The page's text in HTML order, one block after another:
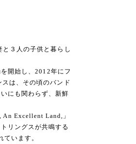
３人の子供と暮らし
開始し、2012年にフ
は、その頃のバンド
にも関わらず、新鮮
An Excellent Land,」
リングスが共鳴する
います。